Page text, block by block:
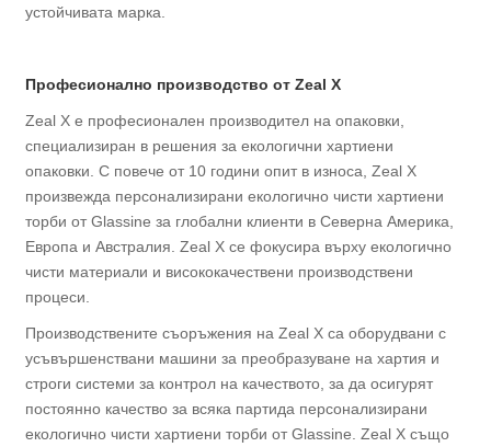
устойчивата марка.
Професионално производство от Zeal X
Zeal X е професионален производител на опаковки,
специализиран в решения за екологични хартиени
опаковки. С повече от 10 години опит в износа, Zeal X
произвежда персонализирани екологично чисти хартиени
торби от Glassine за глобални клиенти в Северна Америка,
Европа и Австралия. Zeal X се фокусира върху екологично
чисти материали и висококачествени производствени
процеси.
Производствените съоръжения на Zeal X са оборудвани с
усъвършенствани машини за преобразуване на хартия и
строги системи за контрол на качеството, за да осигурят
постоянно качество за всяка партида персонализирани
екологично чисти хартиени торби от Glassine. Zeal X също